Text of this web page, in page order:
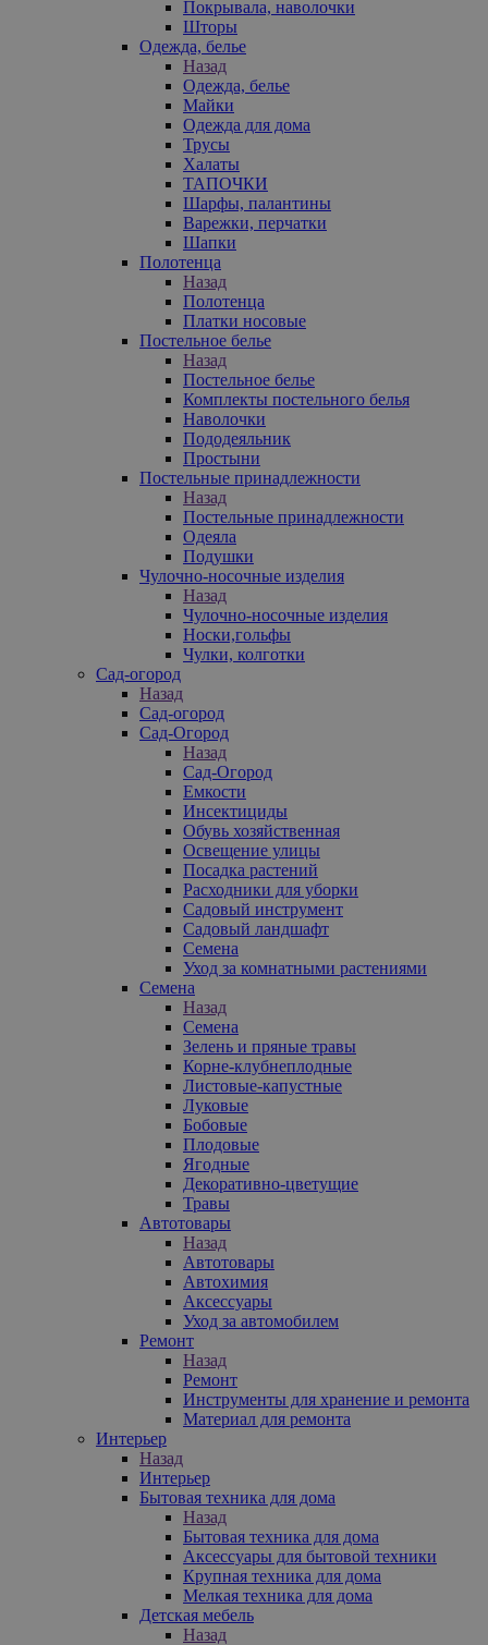
Покрывала, наволочки
Шторы
Одежда, белье
Назад
Одежда, белье
Майки
Одежда для дома
Трусы
Халаты
ТАПОЧКИ
Шарфы, палантины
Варежки, перчатки
Шапки
Полотенца
Назад
Полотенца
Платки носовые
Постельное белье
Назад
Постельное белье
Комплекты постельного белья
Наволочки
Пододеяльник
Простыни
Постельные принадлежности
Назад
Постельные принадлежности
Одеяла
Подушки
Чулочно-носочные изделия
Назад
Чулочно-носочные изделия
Носки,гольфы
Чулки, колготки
Сад-огород
Назад
Сад-огород
Сад-Огород
Назад
Сад-Огород
Емкости
Инсектициды
Обувь хозяйственная
Освещение улицы
Посадка растений
Расходники для уборки
Садовый инструмент
Садовый ландшафт
Семена
Уход за комнатными растениями
Семена
Назад
Семена
Зелень и пряные травы
Корне-клубнеплодные
Листовые-капустные
Луковые
Бобовые
Плодовые
Ягодные
Декоративно-цветущие
Травы
Автотовары
Назад
Автотовары
Автохимия
Аксессуары
Уход за автомобилем
Ремонт
Назад
Ремонт
Инструменты для хранение и ремонта
Материал для ремонта
Интерьер
Назад
Интерьер
Бытовая техника для дома
Назад
Бытовая техника для дома
Аксессуары для бытовой техники
Крупная техника для дома
Мелкая техника для дома
Детская мебель
Назад